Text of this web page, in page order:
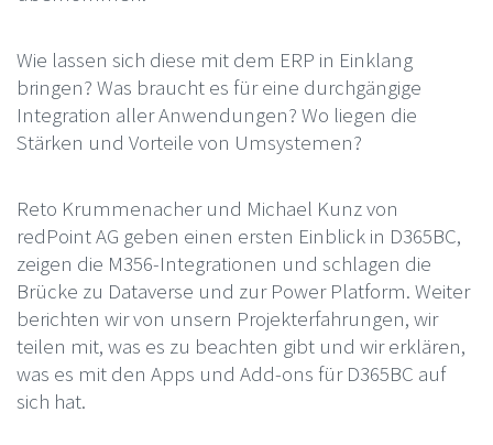
Wie lassen sich diese mit dem ERP in Einklang
bringen? Was braucht es für eine durchgängige
Integration aller Anwendungen? Wo liegen die
Stärken und Vorteile von Umsystemen?
Reto Krummenacher und Michael Kunz von
redPoint AG geben einen ersten Einblick in D365BC,
zeigen die M356-Integrationen und schlagen die
Brücke zu Dataverse und zur Power Platform. Weiter
berichten wir von unsern Projekterfahrungen, wir
teilen mit, was es zu beachten gibt und wir erklären,
was es mit den Apps und Add-ons für D365BC auf
sich hat.